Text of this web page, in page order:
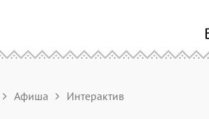
Афиша Интерактив